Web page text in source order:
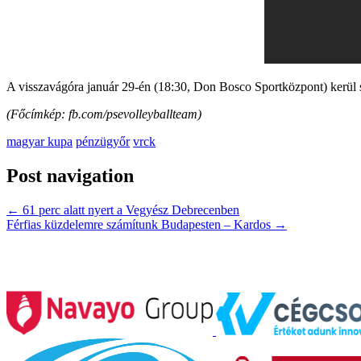
A visszavágóra január 29-én (18:30, Don Bosco Sportközpont) kerül
(Főcímkép: fb.com/psevolleyballteam)
magyar kupa pénzügyőr vrck
Post navigation
← 61 perc alatt nyert a Vegyész Debrecenben
Férfias küzdelemre számítunk Budapesten – Kardos →